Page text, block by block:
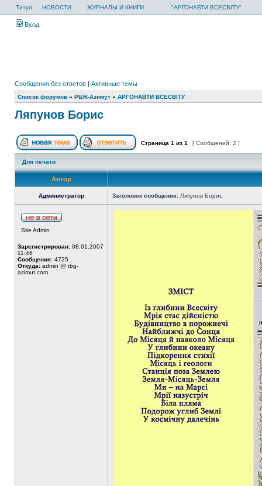
Титул НОВОСТИ ЖУРНАЛЫ И КНИГИ "АРГОНАВТИ ВСЕСВІТУ"
Вход
Сообщения без ответов | Активные темы
Список форумов » РБЖ-Азимут » АРГОНАВТИ ВСЕСВIТУ
Ляпунов Борис
Страница 1 из 1 [ Сообщений: 2 ]
Для печати
Автор
Администратор Заголовок сообщения: Ляпунов Борис
Site Admin
Зарегистрирован: 08.01.2007
11:46
Сообщения: 4725
Откуда: admin @ rbg-
azimut.com